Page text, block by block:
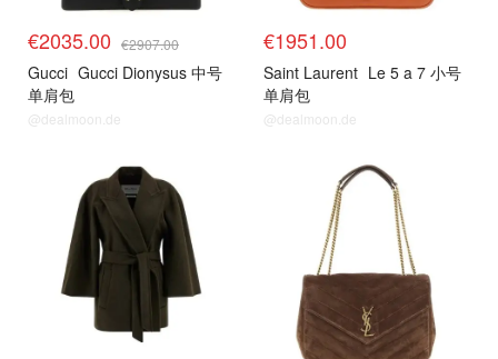
€2035.00 €2907.00
Gucci Gucci Dionysus 中号
单肩包
@dealmoon.de
€1951.00
Saint Laurent Le 5 a 7 小号
单肩包
@dealmoon.de